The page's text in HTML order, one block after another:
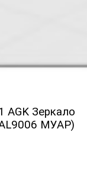
AGK Зеркало
МУАР)